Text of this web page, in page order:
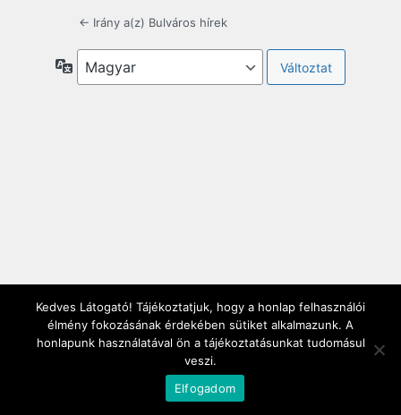
← Irány a(z) Bulváros hírek
Nyelv
Kedves Látogató! Tájékoztatjuk, hogy a honlap felhasználói
élmény fokozásának érdekében sütiket alkalmazunk. A
honlapunk használatával ön a tájékoztatásunkat tudomásul
veszi.
Elfogadom